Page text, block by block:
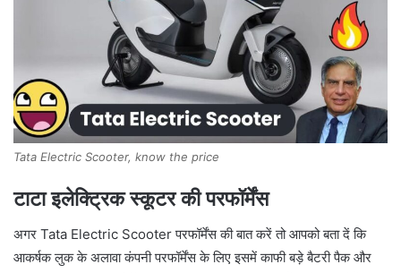
Tata Electric Scooter, know the price
टाटा इलेक्ट्रिक स्कूटर की परफॉर्मेंस
अगर Tata Electric Scooter परफॉर्मेंस की बात करें तो आपको बता दें कि
आकर्षक लुक के अलावा कंपनी परफॉर्मेंस के लिए इसमें काफी बड़े बैटरी पैक और